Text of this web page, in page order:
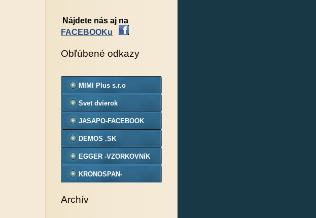
Nájdete nás aj na
FACEBOOKu
Obľúbené odkazy
MIMI Plus s.r.o
Svet dvierok
JASAPO-FACEBOOK
DEMOS .SK
EGGER -VZORKOVNíK
KRONOSPAN-
Archív